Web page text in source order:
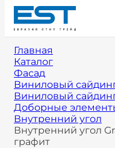
Главная
Каталог
Фасад
Виниловый
Виниловый
Доборные
Внутренний угол
Внутренний угол
графит